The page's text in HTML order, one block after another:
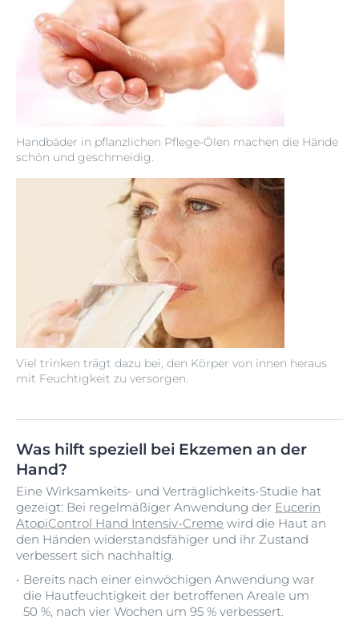
Handbäder in pflanzlichen Pflege-Ölen machen die Hände
schön und geschmeidig.
Viel trinken trägt dazu bei, den Körper von innen heraus
mit Feuchtigkeit zu versorgen.
Was hilft speziell bei Ekzemen an der
Hand?
Eine Wirksamkeits- und Verträglichkeits-Studie hat
gezeigt: Bei regelmäßiger Anwendung der Eucerin
AtopiControl Hand Intensiv-Creme wird die Haut an
den Händen widerstandsfähiger und ihr Zustand
verbessert sich nachhaltig.
Bereits nach einer einwöchigen Anwendung war
die Hautfeuchtigkeit der betroffenen Areale um
50 %, nach vier Wochen um 95 % verbessert.